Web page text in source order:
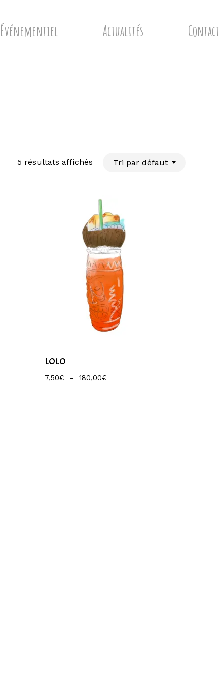
Événementiel Actualités Contact
5 résultats affichés Tri par défaut
LOLO
7,50€ – 180,00€Plage